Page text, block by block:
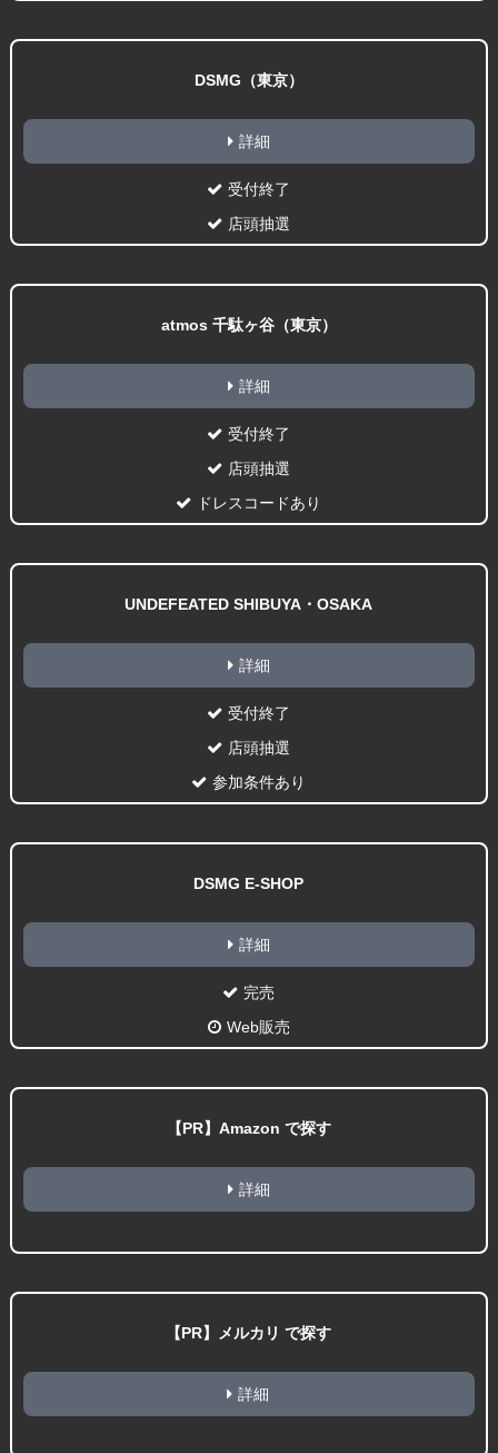
DSMG（東京）
詳細
受付終了
店頭抽選
atmos 千駄ヶ谷（東京）
詳細
受付終了
店頭抽選
ドレスコードあり
UNDEFEATED SHIBUYA・OSAKA
詳細
受付終了
店頭抽選
参加条件あり
DSMG E-SHOP
詳細
完売
Web販売
【PR】Amazon で探す
詳細
【PR】メルカリ で探す
詳細